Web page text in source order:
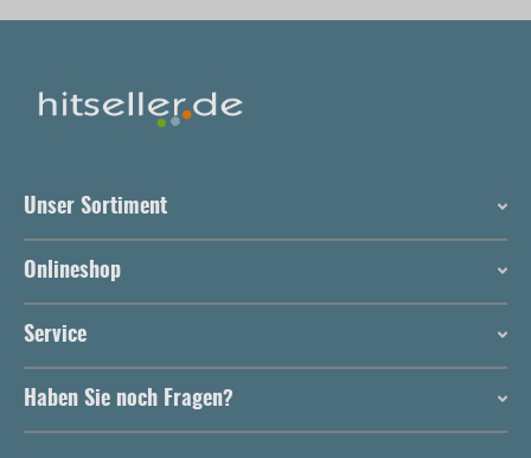
Unser Sortiment
Onlineshop
Service
Haben Sie noch Fragen?